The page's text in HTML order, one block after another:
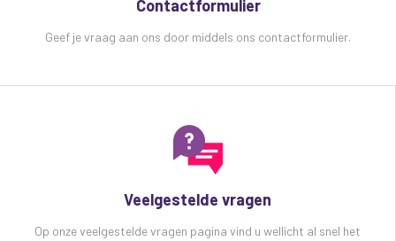
Contactformulier
Geef je vraag aan ons door middels ons contactformulier.
Veelgestelde vragen
Op onze veelgestelde vragen pagina vind u wellicht al snel het